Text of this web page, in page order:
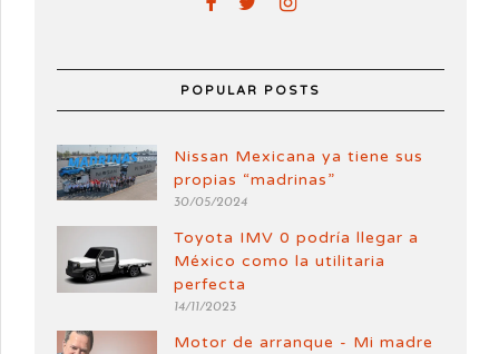
POPULAR POSTS
Nissan Mexicana ya tiene sus
propias “madrinas”
30/05/2024
Toyota IMV 0 podría llegar a
México como la utilitaria
perfecta
14/11/2023
Motor de arranque - Mi madre